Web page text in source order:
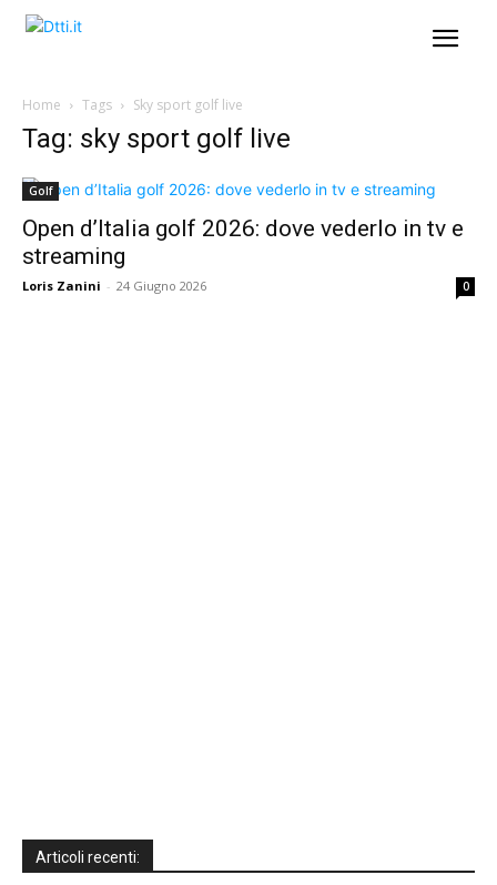
Home Tags Sky sport golf live
Tag: sky sport golf live
Golf
Open d’Italia golf 2026: dove vederlo in tv e
streaming
Loris Zanini - 24 Giugno 2026 0
Articoli recenti: